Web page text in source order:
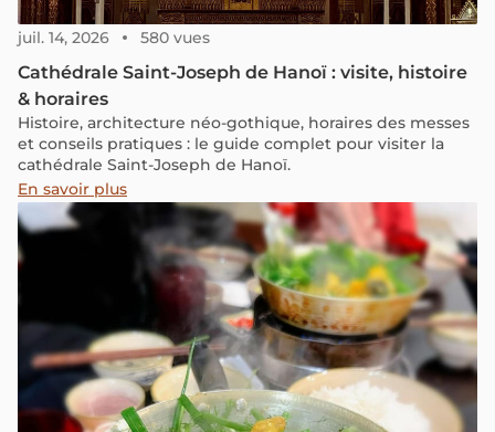
juil. 14, 2026 580 vues
Cathédrale Saint-Joseph de Hanoï : visite, histoire
& horaires
Histoire, architecture néo-gothique, horaires des messes
et conseils pratiques : le guide complet pour visiter la
cathédrale Saint-Joseph de Hanoï.
En savoir plus